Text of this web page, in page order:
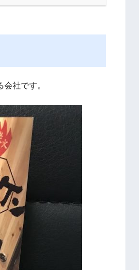
社です。